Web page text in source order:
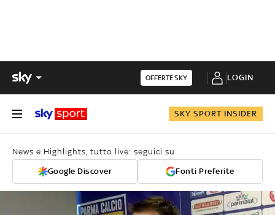
OFFERTE SKY LOGIN
SKY SPORT INSIDER
News e Highlights, tutto live: seguici su
Google Discover Fonti Preferite